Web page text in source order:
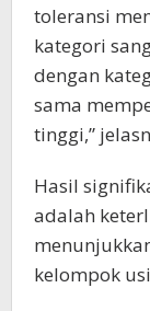
toleransi
kategori
dengan
sama
tinggi,”
Hasil
adalah
kelompok